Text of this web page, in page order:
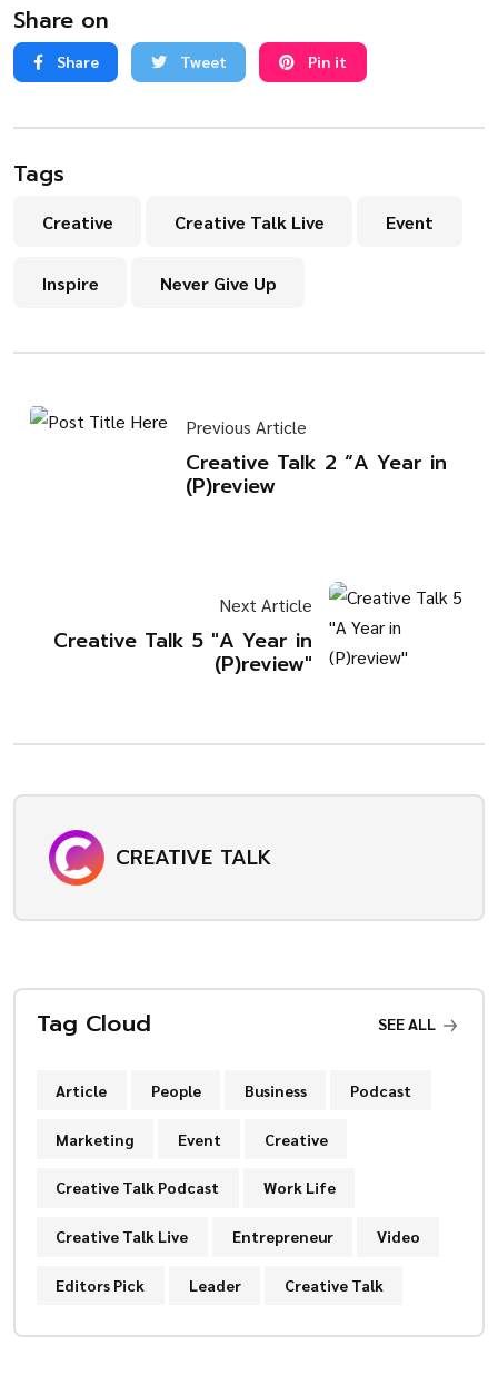
Share on
Share Tweet Pin it
Tags
Creative Creative Talk Live Event
Inspire Never Give Up
Previous Article
Creative Talk 2 “A Year in
(P)review
Next Article
Creative Talk 5 "A Year in
(P)review"
CREATIVE TALK
Tag Cloud SEE ALL
Article People Business Podcast
Marketing Event Creative
Creative Talk Podcast Work Life
Creative Talk Live Entrepreneur Video
Editors Pick Leader Creative Talk